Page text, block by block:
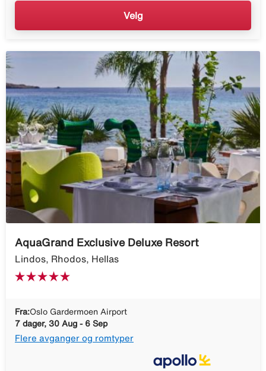
Velg
AquaGrand Exclusive Deluxe Resort
Lindos, Rhodos, Hellas
Fra:Oslo Gardermoen Airport
7 dager, 30 Aug - 6 Sep
Flere avganger og romtyper